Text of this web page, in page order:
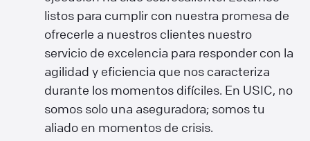
listos para cumplir con nuestra promesa de
ofrecerle a nuestros clientes nuestro
servicio de excelencia para responder con la
agilidad y eficiencia que nos caracteriza
durante los momentos difíciles. En USIC, no
somos solo una aseguradora; somos tu
aliado en momentos de crisis.